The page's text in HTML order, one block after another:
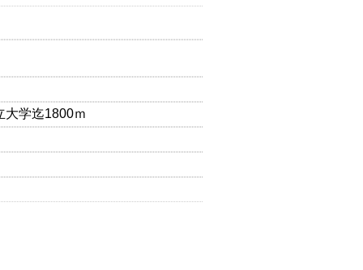
大学迄1800ｍ